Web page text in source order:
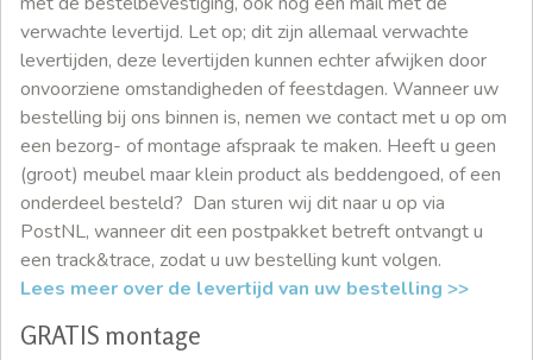
verwachte levertijd. Let op; dit zijn allemaal verwachte
levertijden, deze levertijden kunnen echter afwijken door
onvoorziene omstandigheden of feestdagen. Wanneer uw
bestelling bij ons binnen is, nemen we contact met u op om
een bezorg- of montage afspraak te maken. Heeft u geen
(groot) meubel maar klein product als beddengoed, of een
onderdeel besteld? Dan sturen wij dit naar u op via
PostNL, wanneer dit een postpakket betreft ontvangt u
een track&trace, zodat u uw bestelling kunt volgen.
Lees meer over de levertijd van uw bestelling >>
GRATIS montage